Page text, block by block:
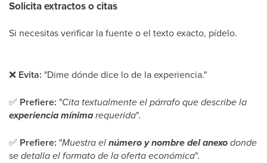
Solicita extractos o citas
Si necesitas verificar la fuente o el texto exacto, pídelo.
❌ Evita: "Dime dónde dice lo de la experiencia."
✅ Prefiere: "Cita textualmente el párrafo que describe la
experiencia mínimarequerida".
✅ Prefiere: "Muestra elnúmero y nombre del anexodonde
se detalla el formato de la oferta económica".